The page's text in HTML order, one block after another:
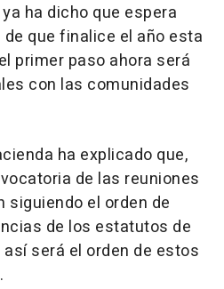
ha dicho que espera
que finalice el año esta
primer paso ahora será
con las comunidades
ha explicado que,
de las reuniones
el orden de
de los estatutos de
será el orden de estos